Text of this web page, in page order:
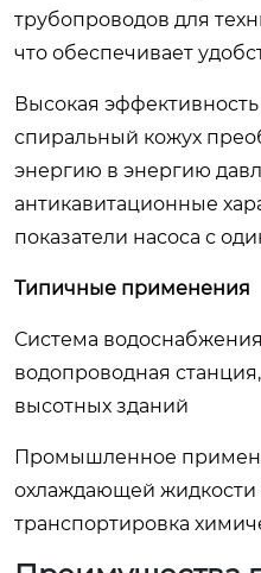
трубопроводов для
что обеспечивает
Высокая эффективность
спиральный кожух
энергию в энергию
антикавитационные
показатели насоса с
Типичные применения
Система
водопроводная
высотных зданий
Промышленное
охлаждающей жидкости
транспортировка